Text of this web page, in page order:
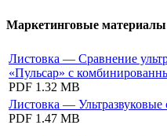
Маркетинговые
Листовка — Сравнение
«Пульсар» с
PDF 1.32 MB
Листовка —
PDF 1.47 MB